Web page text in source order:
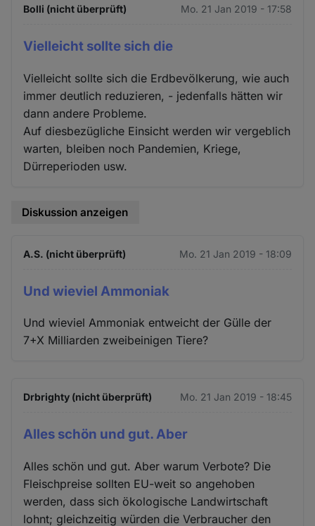
Bolli (nicht überprüft) Mo. 21 Jan 2019 - 17:58
Vielleicht sollte sich die
Vielleicht sollte sich die Erdbevölkerung, wie auch
immer deutlich reduzieren, - jedenfalls hätten wir
dann andere Probleme.
Auf diesbezügliche Einsicht werden wir vergeblich
warten, bleiben noch Pandemien, Kriege,
Dürreperioden usw.
Diskussion anzeigen
A.S. (nicht überprüft) Mo. 21 Jan 2019 - 18:09
Und wieviel Ammoniak
Und wieviel Ammoniak entweicht der Gülle der
7+X Milliarden zweibeinigen Tiere?
Drbrighty (nicht überprüft) Mo. 21 Jan 2019 - 18:45
Alles schön und gut. Aber
Alles schön und gut. Aber warum Verbote? Die
Fleischpreise sollten EU-weit so angehoben
werden, dass sich ökologische Landwirtschaft
lohnt; gleichzeitig würden die Verbraucher den